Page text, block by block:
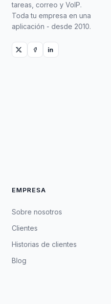
tareas, correo y VoIP.
Toda tu empresa en una
aplicación - desde 2010.
EMPRESA
Sobre nosotros
Clientes
Historias de clientes
Blog